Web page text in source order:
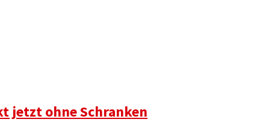
jetzt ohne Schranken